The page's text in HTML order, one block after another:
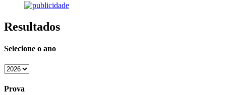
Resultados
Selecione o ano
Prova